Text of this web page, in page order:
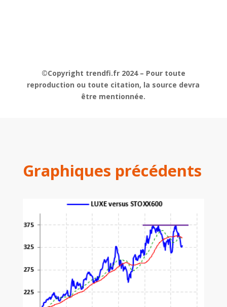
©Copyright trendfi.fr 2024 – Pour toute
reproduction ou toute citation, la source devra
être mentionnée.
Graphiques précédents